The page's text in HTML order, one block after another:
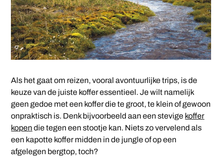
Als het gaat om reizen, vooral avontuurlijke trips, is de
keuze van de juiste koffer essentieel. Je wilt namelijk
geen gedoe met een koffer die te groot, te klein of gewoon
onpraktisch is. Denk bijvoorbeeld aan een stevige koffer
kopen die tegen een stootje kan. Niets zo vervelend als
een kapotte koffer midden in de jungle of op een
afgelegen bergtop, toch?